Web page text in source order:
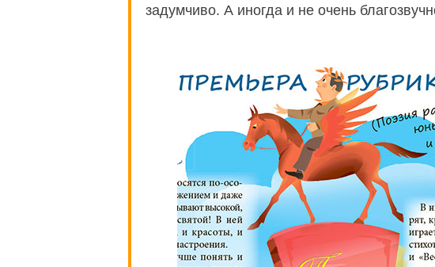
задумчиво. А иногда и не очень